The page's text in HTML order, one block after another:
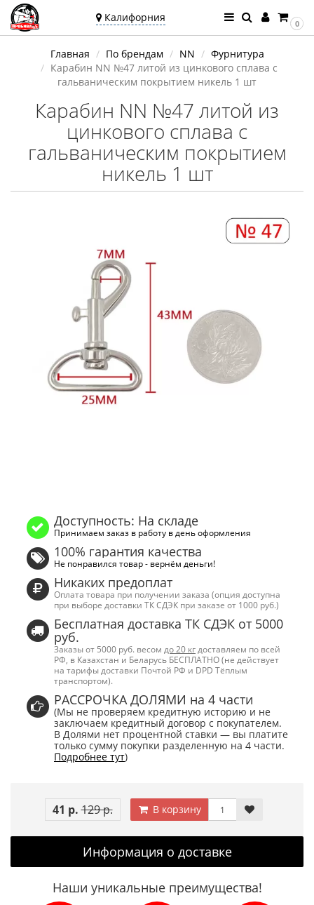
Калифорния
Ваш город —
Калифорния
Угадали?
0
Главная По брендам NN
Фурнитура
Карабин NN №47 литой из цинкового сплава с
гальваническим покрытием никель 1 шт
Карабин NN №47 литой из
цинкового сплава с
гальваническим покрытием
никель 1 шт
Доступность: На складе
Принимаем заказ в работу в день оформления
100% гарантия качества
Не понравился товар - вернём деньги!
Никаких предоплат
Оплата товара при получении заказа (опция доступна
при выборе доставки ТК СДЭК при заказе от 1000 руб.)
Бесплатная доставка ТК СДЭК от 5000
руб.
Заказы от 5000 руб. весом до 20 кг доставляем по всей
РФ, в Казахстан и Беларусь БЕСПЛАТНО (не действует
на тарифы доставки Почтой РФ и DPD Тёплым
транспортом).
РАССРОЧКА ДОЛЯМИ на 4 части
(Мы не проверяем кредитную историю и не
заключаем кредитный договор с покупателем.
В Долями нет процентной ставки — вы платите
только сумму покупки разделенную на 4 части.
Подробнее тут)
41 р. 129 р. В корзину
Информация о доставке
Наши уникальные преимущества!